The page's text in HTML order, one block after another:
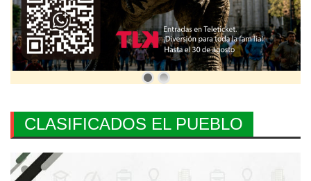
CLASIFICADOS EL PUEBLO